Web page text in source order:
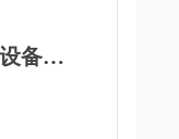
备有
竣工